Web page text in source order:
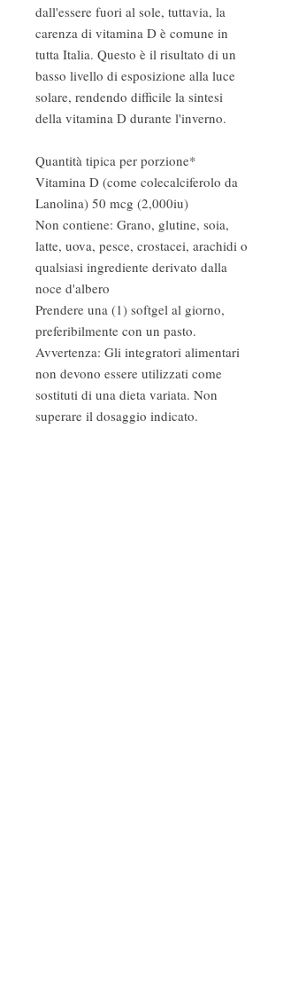
dall'essere fuori al sole, tuttavia, la
carenza di vitamina D è comune in
tutta Italia. Questo è il risultato di un
basso livello di esposizione alla luce
solare, rendendo difficile la sintesi
della vitamina D durante l'inverno.
Quantità tipica per porzione*
Vitamina D (come colecalciferolo da
Lanolina) 50 mcg (2,000iu)
Non contiene: Grano, glutine, soia,
latte, uova, pesce, crostacei, arachidi o
qualsiasi ingrediente derivato dalla
noce d'albero
Prendere una (1) softgel al giorno,
preferibilmente con un pasto.
Avvertenza: Gli integratori alimentari
non devono essere utilizzati come
sostituti di una dieta variata. Non
superare il dosaggio indicato.